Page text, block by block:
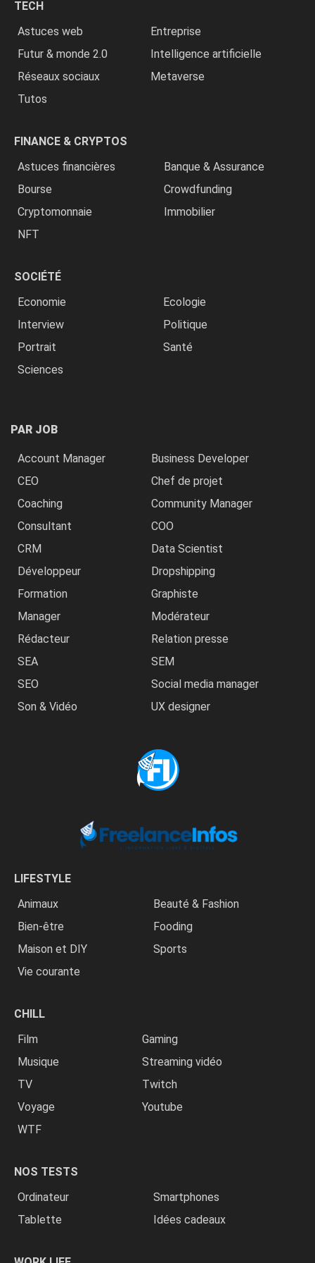
TECH
Astuces web
Entreprise
Futur & monde 2.0
Intelligence artificielle
Réseaux sociaux
Metaverse
Tutos
FINANCE & CRYPTOS
Astuces financières
Banque & Assurance
Bourse
Crowdfunding
Cryptomonnaie
Immobilier
NFT
SOCIÉTÉ
Economie
Ecologie
Interview
Politique
Portrait
Santé
Sciences
PAR JOB
Account Manager
Business Developer
CEO
Chef de projet
Coaching
Community Manager
Consultant
COO
CRM
Data Scientist
Développeur
Dropshipping
Formation
Graphiste
Manager
Modérateur
Rédacteur
Relation presse
SEA
SEM
SEO
Social media manager
Son & Vidéo
UX designer
LIFESTYLE
Animaux
Beauté & Fashion
Bien-être
Fooding
Maison et DIY
Sports
Vie courante
CHILL
Film
Gaming
Musique
Streaming vidéo
TV
Twitch
Voyage
Youtube
WTF
NOS TESTS
Ordinateur
Smartphones
Tablette
Idées cadeaux